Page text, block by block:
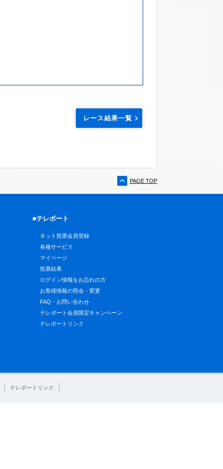
レース結果一覧
PAGE TOP
■テレボート
ネット投票会員登録
各種サービス
マイページ
投票結果
ログイン情報をお忘れの方
お客様情報の照会・変更
FAQ・お問い合わせ
テレボート会員限定キャンペーン
テレボートリンク
テレボートリンク